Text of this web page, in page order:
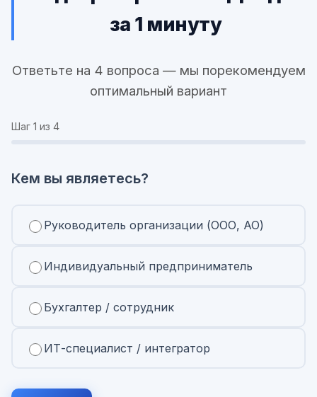
за 1 минуту
Ответьте на 4 вопроса — мы порекомендуем
оптимальный вариант
Шаг 1 из 4
Кем вы являетесь?
Руководитель организации (ООО, АО)
Индивидуальный предприниматель
Бухгалтер / сотрудник
ИТ-специалист / интегратор